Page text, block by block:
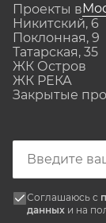
Проекты в
Никитский, 6
Поклонная, 9
Татарская, 35
ЖК Остров
ЖК РЕКА
Закрытые
Соглашаюсь с
данных и на